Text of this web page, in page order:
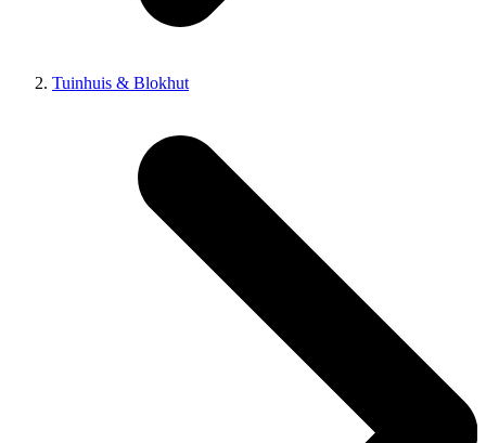
Tuinhuis & Blokhut